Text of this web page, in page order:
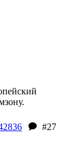
#27